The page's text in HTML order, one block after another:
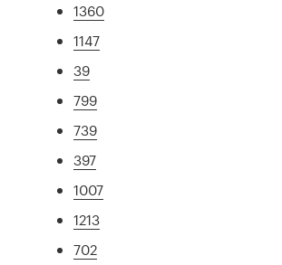
1360
1147
39
799
739
397
1007
1213
702